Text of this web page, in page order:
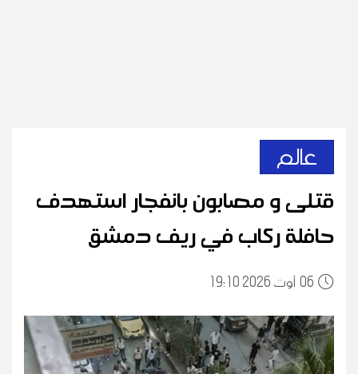
عالم
قتلى و مصابون بانفجار استهدف
حافلة ركاب في ريف دمشق
0619:10 2026 أوت